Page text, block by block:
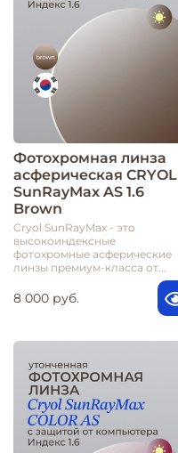
Фотохромная линза
асферическая CRYOL
SunRayMax AS 1.6
Brown
Cryol SunRayMax - это
высокоиндексные
фотохромные асферические
линзы премиум-класса от...
8 000 руб.